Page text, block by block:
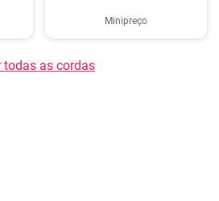
Minipreço
todas as cordas